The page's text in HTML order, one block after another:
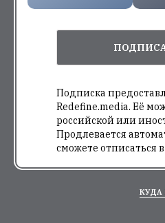
Подписка
Redefine.media. Её
российской или
Продлевается
сможете отписаться